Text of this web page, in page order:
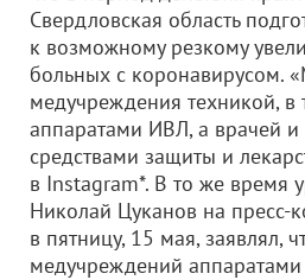
Свердловская область
к возможному резкому
больных с коронавирусом.
медучреждения техникой, в
аппаратами ИВЛ, а врачей
средствами защиты и
в Instagram*. В то же время
Николай Цуканов на пресс-
в пятницу, 15 мая, заявлял,
медучреждений